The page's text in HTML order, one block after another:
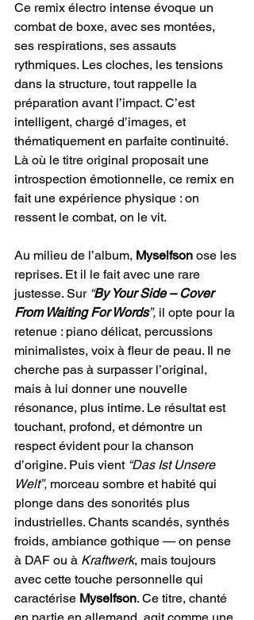
Ce remix électro intense évoque un
combat de boxe, avec ses montées,
ses respirations, ses assauts
rythmiques. Les cloches, les tensions
dans la structure, tout rappelle la
préparation avant l’impact. C’est
intelligent, chargé d’images, et
thématiquement en parfaite continuité.
Là où le titre original proposait une
introspection émotionnelle, ce remix en
fait une expérience physique : on
ressent le combat, on le vit.
Au milieu de l’album, Myselfson ose les
reprises. Et il le fait avec une rare
justesse. Sur “By Your Side – Cover
From Waiting For Words”, il opte pour la
retenue : piano délicat, percussions
minimalistes, voix à fleur de peau. Il ne
cherche pas à surpasser l’original,
mais à lui donner une nouvelle
résonance, plus intime. Le résultat est
touchant, profond, et démontre un
respect évident pour la chanson
d’origine. Puis vient “Das Ist Unsere
Welt”, morceau sombre et habité qui
plonge dans des sonorités plus
industrielles. Chants scandés, synthés
froids, ambiance gothique — on pense
à DAF ou à Kraftwerk, mais toujours
avec cette touche personnelle qui
caractérise Myselfson. Ce titre, chanté